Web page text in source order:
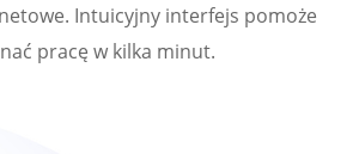
Intuicyjny interfejs pomoże
pracę w kilka minut.